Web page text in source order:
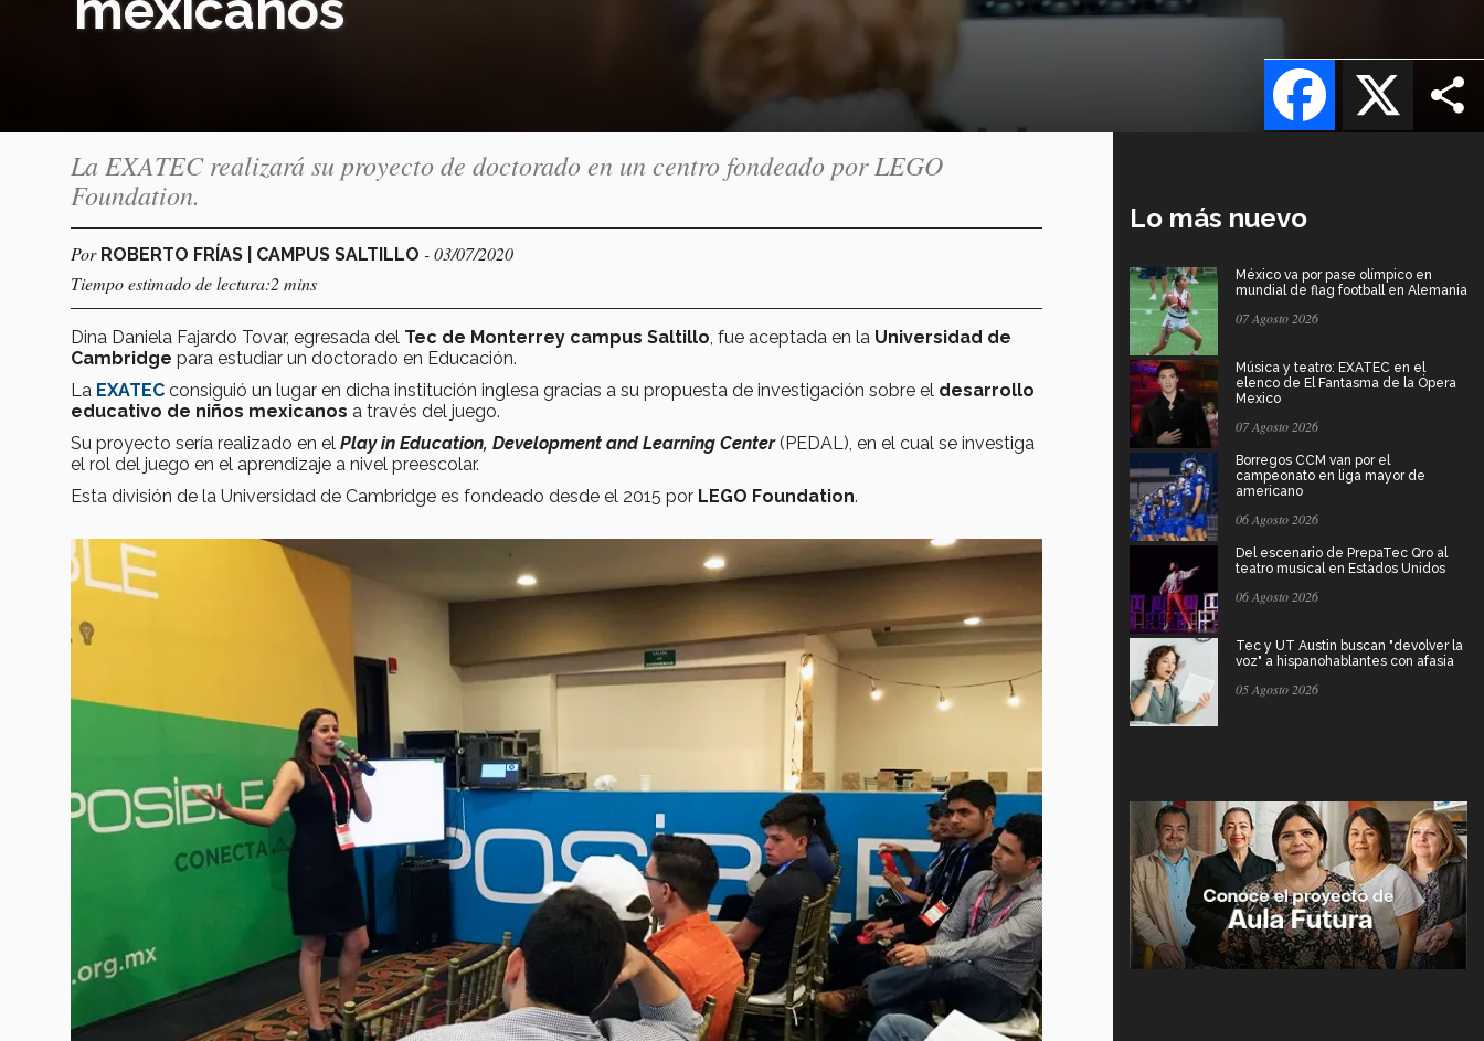
X
Facebook
La EXATEC realizará su proyecto de doctorado en un centro fondeado por LEGO
Foundation.
Por ROBERTO FRÍAS | CAMPUS SALTILLO - 03/07/2020
Tiempo estimado de lectura:2 mins
Dina Daniela Fajardo Tovar, egresada del Tec de Monterrey campus Saltillo , fue aceptada en la Universidad de
Cambridge para estudiar un doctorado en Educación.
La EXATEC consiguió un lugar en dicha institución inglesa gracias a su propuesta de investigación sobre el desarrollo
educativo de niños mexicanos a través del juego.
Su proyecto sería realizado en el Play in Education, Development and Learning Center(PEDAL), en el cual se investiga
el rol del juego en el aprendizaje a nivel preescolar.
Esta división de la Universidad de Cambridge es fondeado desde el 2015 por LEGO Foundation.
Lo más nuevo
México va por pase olímpico en
mundial de flag football en Alemania
07 Agosto 2026
Música y teatro: EXATEC en el
elenco de El Fantasma de la Ópera
Mexico
07 Agosto 2026
Borregos CCM van por el
campeonato en liga mayor de
americano
06 Agosto 2026
Del escenario de PrepaTec Qro al
teatro musical en Estados Unidos
06 Agosto 2026
Tec y UT Austin buscan "devolver la
voz" a hispanohablantes con afasia
05 Agosto 2026